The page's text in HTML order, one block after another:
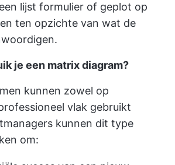
lijst formulier of geplot op
ten opzichte van wat de
je een matrix diagram?
kunnen zowel op
vlak gebruikt
kunnen dit type
om: